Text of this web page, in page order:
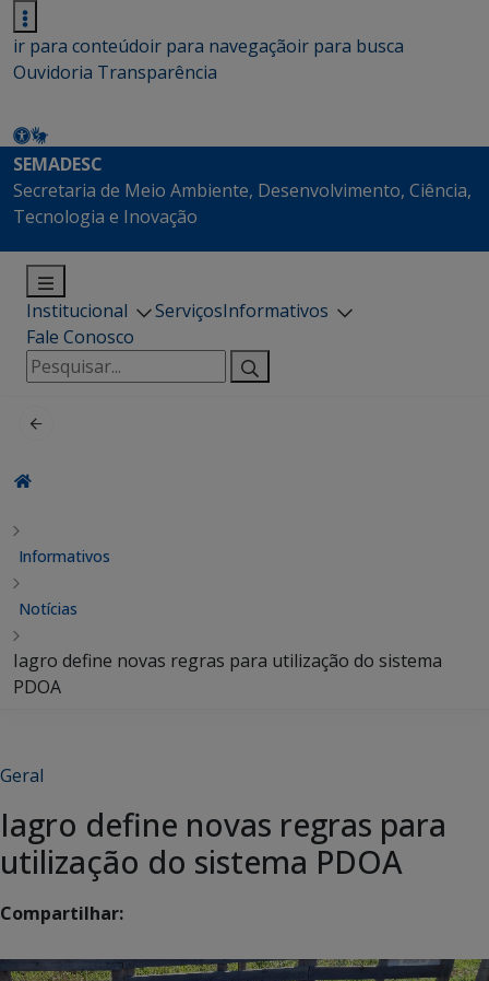
ir para conteúdoir para navegaçãoir para busca
Ouvidoria Transparência
SEMADESC
Secretaria de Meio Ambiente, Desenvolvimento, Ciência,
Tecnologia e Inovação
Institucional ServiçosInformativos
Fale Conosco
Pesquisar
por:
Informativos
Notícias
Iagro define novas regras para utilização do sistema
PDOA
Geral
Iagro define novas regras para
utilização do sistema PDOA
Compartilhar: